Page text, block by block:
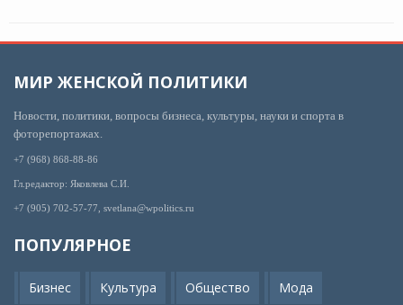
МИР ЖЕНСКОЙ ПОЛИТИКИ
Новости, политики, вопросы бизнеса, культуры, науки и спорта в
фоторепортажах.
+7 (968) 868-88-86
Гл.редактор: Яковлева С.И.
+7 (905) 702-57-77, svetlana@wpolitics.ru
ПОПУЛЯРНОЕ
Бизнес Культура Общество Мода